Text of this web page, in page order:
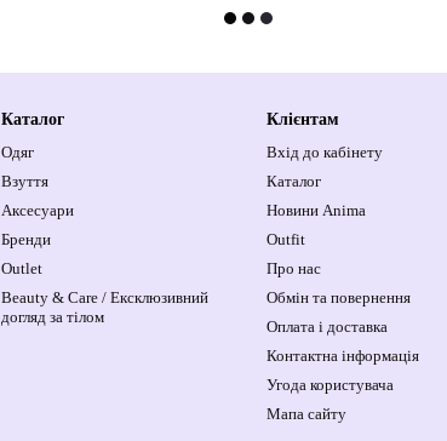
Каталог
Одяг
Взуття
Аксесуари
Бренди
Outlet
Beauty & Care / Ексклюзивний
догляд за тілом
Клієнтам
Вхід до кабінету
Каталог
Новини Anima
Outfit
Про нас
Обмін та повернення
Оплата і доставка
Контактна інформація
Угода користувача
Мапа сайту